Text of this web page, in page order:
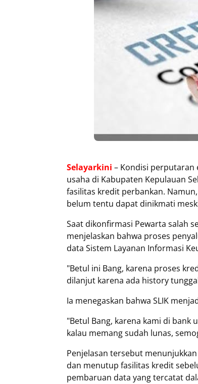
Selayarkini – Kondisi perputaran
usaha di Kabupaten Kepulauan
fasilitas kredit perbankan.
belum tentu dapat dinikmati
Saat dikonfirmasi Pewarta salah
menjelaskan bahwa proses
data Sistem Layanan Informasi
"Betul ini Bang, karena proses
dilanjut karena ada history
Ia menegaskan bahwa SLIK
"Betul Bang, karena kami di bank
kalau memang sudah lunas,
Penjelasan tersebut
dan menutup fasilitas kredit
pembaruan data yang tercatat